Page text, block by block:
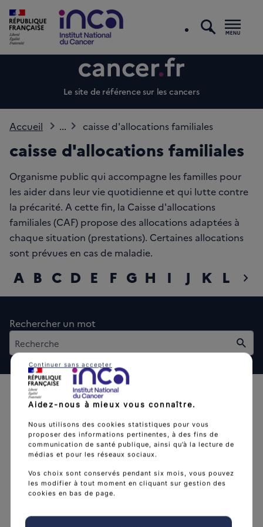
Le site de référence sur les cancers
Accueil ... caisse d'allocations familiales
caisse d'allocations familiales
Organisme public qui accompagne les familles pour
les aider dans leur vie quotidienne et qui lutte contre
la précarité. A cette fin, la Caisse d'allocations
familiales (CAF) propose des allocations adaptées à
chaque situation (prestations). Certaines allocations
sont prévues en cas de maladie.
chevron_right
A B C D E F G H I J K L M
Rechercher un mot
L'Institut national du cancer est l’agence d'expertise
sanitaire et scientifique en cancérologie de l’État.
Découvrir l’Institut arrow_forward
Aidez-nous à mieux vous connaître.
Nous utilisons des cookies statistiques pour vous
proposer des informations pertinentes, à des fins de
communication de santé publique, ainsi qu’à la lecture de
médias et pour les réseaux sociaux.
Vos choix sont conservés pendant six mois, vous pouvez
les modifier à tout moment en cliquant sur gestion des
cookies en bas de page.
Continuer sans accepter